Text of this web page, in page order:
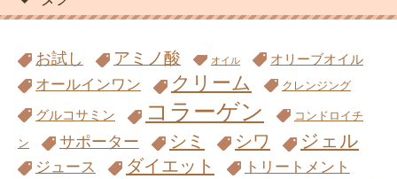
ー
お試し アミノ酸 オイル オリーブオイル
オールインワン クリーム クレンジング
グルコサミン コラーゲン コンドロイチ
ン サポーター シミ シワ ジェル
ジュース ダイエット トリートメント